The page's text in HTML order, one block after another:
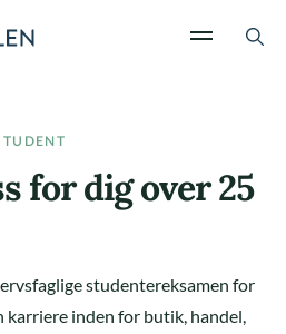
for dig over 25
studentereksamen for
karriere inden for butik, handel,